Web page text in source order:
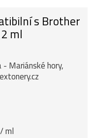
s Brother
ml
Mariánské hory,
ml